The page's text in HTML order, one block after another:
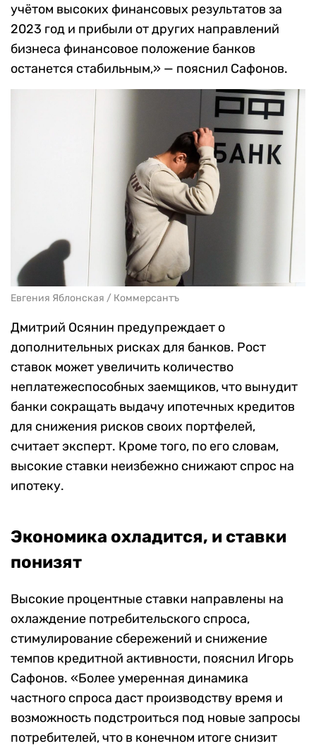
учётом высоких финансовых результатов за
2023 год и прибыли от других направлений
бизнеса финансовое положение банков
останется стабильным,» — пояснил Сафонов.
Евгения Яблонская / Коммерсантъ
Дмитрий Осянин предупреждает о
дополнительных рисках для банков. Рост
ставок может увеличить количество
неплатежеспособных заемщиков, что вынудит
банки сокращать выдачу ипотечных кредитов
для снижения рисков своих портфелей,
считает эксперт. Кроме того, по его словам,
высокие ставки неизбежно снижают спрос на
ипотеку.
Экономика охладится, и ставки
понизят
Высокие процентные ставки направлены на
охлаждение потребительского спроса,
стимулирование сбережений и снижение
темпов кредитной активности, пояснил Игорь
Сафонов. «Более умеренная динамика
частного спроса даст производству время и
возможность подстроиться под новые запросы
потребителей, что в конечном итоге снизит